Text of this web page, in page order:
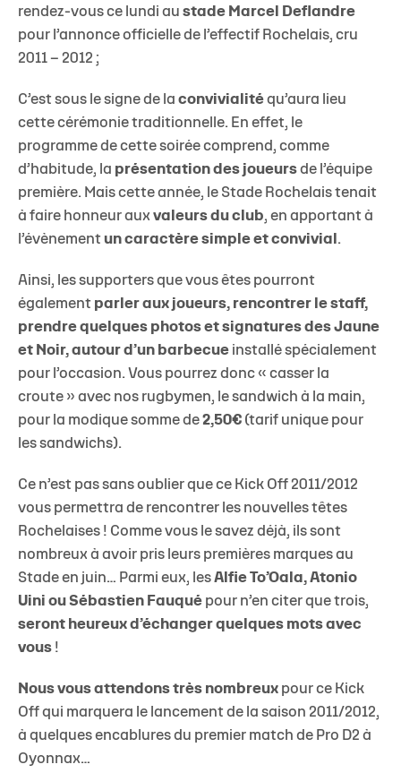
rendez-vous ce lundi au stade Marcel Deflandre
pour l’annonce officielle de l’effectif Rochelais, cru
2011 – 2012 ;
C’est sous le signe de la convivialité qu’aura lieu
cette cérémonie traditionnelle. En effet, le
programme de cette soirée comprend, comme
d’habitude, la présentation des joueurs de l’équipe
première. Mais cette année, le Stade Rochelais tenait
à faire honneur aux valeurs du club, en apportant à
l’évènement un caractère simple et convivial .
Ainsi, les supporters que vous êtes pourront
également parler aux joueurs, rencontrer le staff,
prendre quelques photos et signatures des Jaune
et Noir, autour d’un barbecue installé spécialement
pour l’occasion. Vous pourrez donc « casser la
croute » avec nos rugbymen, le sandwich à la main,
pour la modique somme de 2,50€ (tarif unique pour
les sandwichs).
Ce n’est pas sans oublier que ce Kick Off 2011/2012
vous permettra de rencontrer les nouvelles têtes
Rochelaises ! Comme vous le savez déjà, ils sont
nombreux à avoir pris leurs premières marques au
Stade en juin… Parmi eux, les Alfie To’Oala, Atonio
Uini ou Sébastien Fauqué pour n’en citer que trois,
seront heureux d’échanger quelques mots avec
vous !
Nous vous attendons très nombreux pour ce Kick
Off qui marquera le lancement de la saison 2011/2012,
à quelques encablures du premier match de Pro D2 à
Oyonnax…